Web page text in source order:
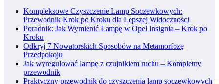
Kompleksowe Czyszczenie Lamp Soczewkowych:
Przewodnik Krok po Kroku dla Lepszej Widoczności
Poradnik: Jak Wymienić Lampę w Opel Insignia – Krok po
Kroku
Odkryj 7 Nowatorskich Sposobów na Metamorfozę
Przedpokoju
Jak wyregulować lampę z czujnikiem ruchu – Kompletny
przewodnik
Praktyczny przewodnik do czyszczenia lamp soczewkowych